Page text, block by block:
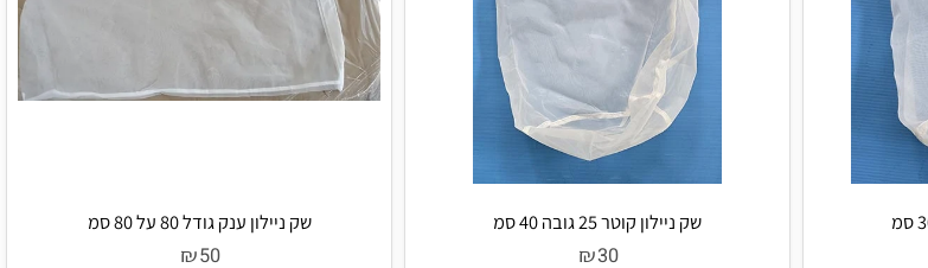
שק ניילון ענק גודל 80 על 80 סמ